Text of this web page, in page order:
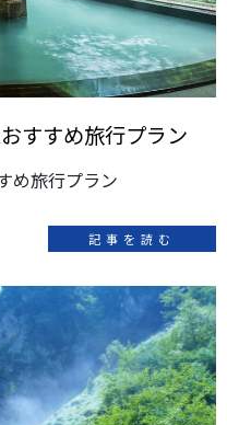
すすめ旅行プラン
め旅行プラン
記事を読む